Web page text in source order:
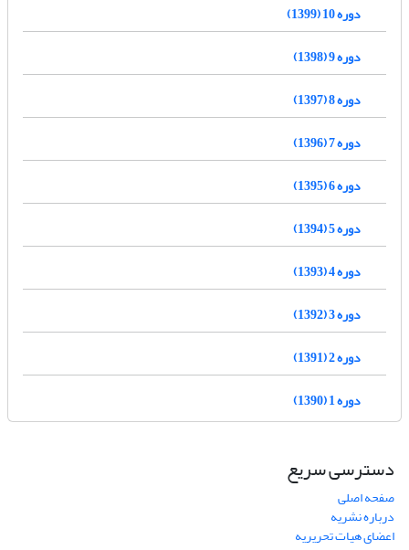
دوره 10 (1399)
دوره 9 (1398)
دوره 8 (1397)
دوره 7 (1396)
دوره 6 (1395)
دوره 5 (1394)
دوره 4 (1393)
دوره 3 (1392)
دوره 2 (1391)
دوره 1 (1390)
دسترسی سریع
صفحه اصلی
درباره نشریه
اعضای هیات تحریریه